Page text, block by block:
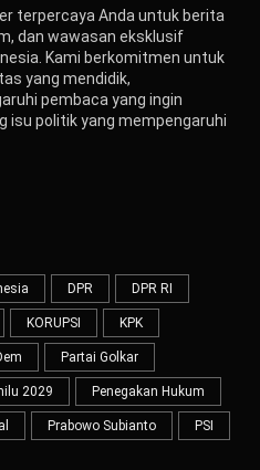
terpercaya Anda untuk berita
dan wawasan eksklusif
Kami berkomitmen untuk
yang mendidik,
pembaca yang ingin
isu politik yang mempengaruhi
DPR DPR RI
KORUPSI KPK
Partai Golkar
2029 Penegakan Hukum
Prabowo Subianto PSI